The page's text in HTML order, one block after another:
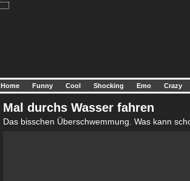
Home Funny Cool Shocking Emo Crazy
Mal durchs Wasser fahren
Das bisschen Überschwemmung. Was kann